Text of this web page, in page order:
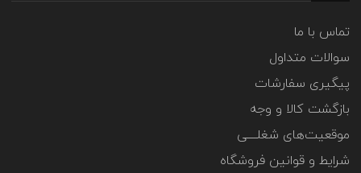
تماس با ما
سوالات متداول
پیگیری سفارشات
بازگشت کالا و وجه
موقعیت‌های شغلــــی
شرایط و قوانین فروشگاه